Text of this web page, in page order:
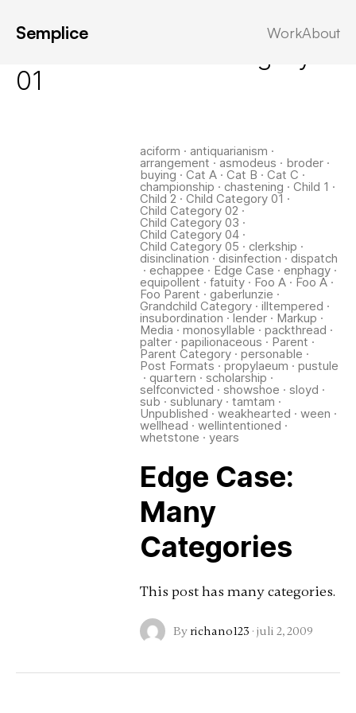
Semplice WorkAbout
01
aciform · antiquarianism ·
arrangement · asmodeus · broder·
buying · Cat A· Cat B · Cat C ·
championship · chastening · Child 1 ·
Child 2 · Child Category 01 ·
Child Category 02 ·
Child Category 03 ·
Child Category 04·
Child Category 05 · clerkship ·
disinclination ·disinfection ·dispatch
· echappee · Edge Case · enphagy·
equipollent · fatuity· Foo A· Foo A·
Foo Parent · gaberlunzie ·
Grandchild Category· illtempered ·
insubordination ·lender· Markup ·
Media · monosyllable · packthread ·
palter· papilionaceous · Parent ·
Parent Category· personable ·
Post Formats · propylaeum · pustule
· quartern · scholarship ·
selfconvicted · showshoe · sloyd ·
sub · sublunary· tamtam ·
Unpublished ·weakhearted · ween ·
wellhead · wellintentioned ·
whetstone · years
Edge Case:
Many
Categories
This post has many categories.
By richano123 · juli 2, 2009